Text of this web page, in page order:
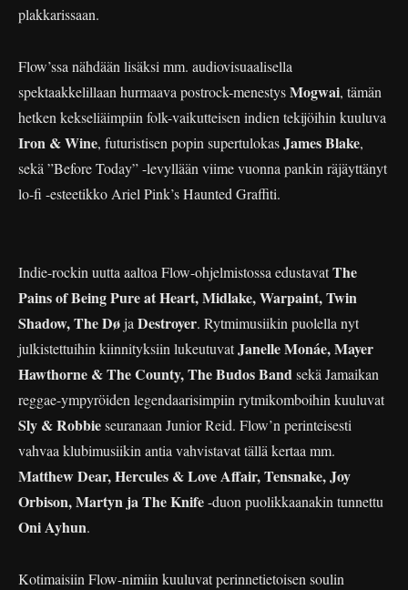
plakkarissaan.
Flow’ssa nähdään lisäksi mm. audiovisuaalisella
spektaakkelillaan hurmaava postrock-menestysMogwai, tämän
hetken kekseliäimpiin folk-vaikutteisen indien tekijöihin kuuluva
Iron & Wine, futuristisen popin supertulokasJames Blake,
sekä ”Before Today” -levyllään viime vuonna pankin räjäyttänyt
lo-fi -esteetikko Ariel Pink’s Haunted Graffiti.
Indie-rockin uutta aaltoa Flow-ohjelmistossa edustavatThe
Pains of Being Pure at Heart, Midlake, Warpaint, Twin
Shadow, The Døja Destroyer. Rytmimusiikin puolella nyt
julkistettuihin kiinnityksiin lukeutuvatJanelle Monáe, Mayer
Hawthorne & The County, The Budos Bandsekä Jamaikan
reggae-ympyröiden legendaarisimpiin rytmikomboihin kuuluvat
Sly & Robbieseuranaan Junior Reid. Flow’n perinteisesti
vahvaa klubimusiikin antia vahvistavat tällä kertaa mm.
Matthew Dear, Hercules & Love Affair, Tensnake, Joy
Orbison, Martyn ja The Knife-duon puolikkaanakin tunnettu
Oni Ayhun.
Kotimaisiin Flow-nimiin kuuluvat perinnetietoisen soulin